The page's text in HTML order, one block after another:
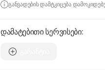
განვადების დამტკიცება
დამატებითი სერვისები: